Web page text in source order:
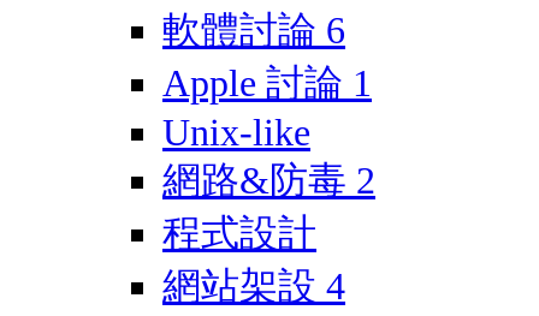
軟體討論 6
Apple 討論 1
Unix-like
網路&防毒 2
程式設計
網站架設 4